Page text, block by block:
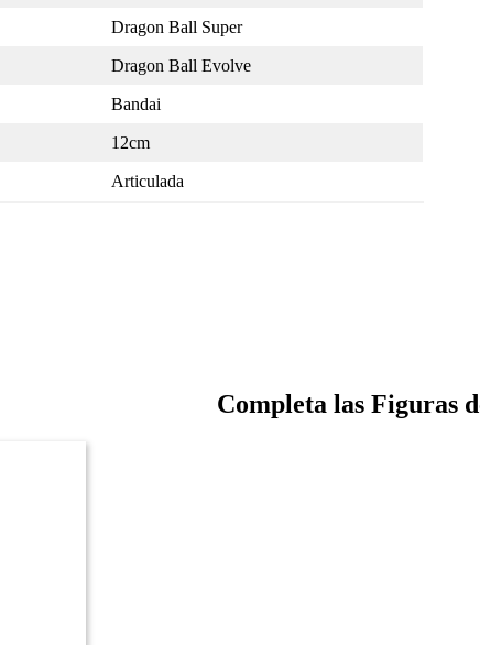
Dragon Ball Super
Dragon Ball Evolve
Bandai
12cm
Articulada
Completa las Figuras